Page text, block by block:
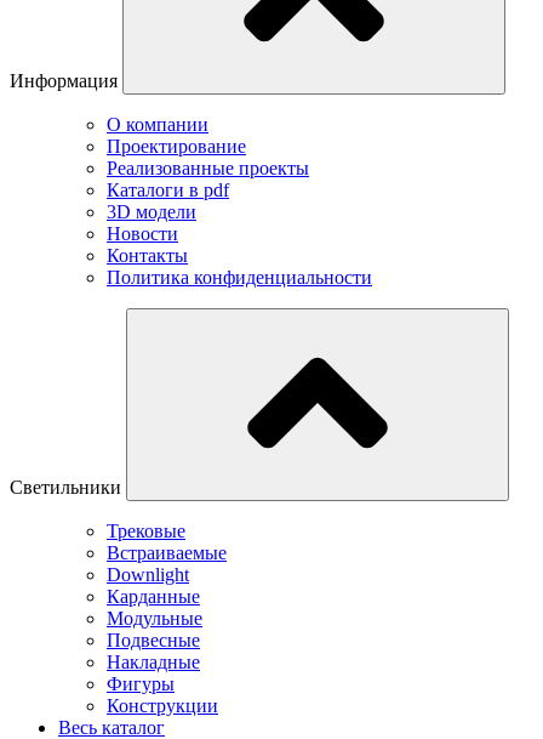
Информация
О компании
Проектирование
Реализованные проекты
Каталоги в pdf
3D модели
Новости
Контакты
Политика конфиденциальности
Светильники
Трековые
Встраиваемые
Downlight
Карданные
Модульные
Подвесные
Накладные
Фигуры
Конструкции
Весь каталог